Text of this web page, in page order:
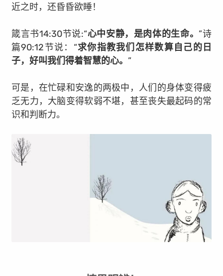
近之时，还昏昏欲睡！
箴言书14:30节说:“心中安静，是肉体的生命。 ”诗
篇90:12节说：“求你指教我们怎样数算自己的日
子，好叫我们得着智慧的心。 ”
可是，在忙碌和安逸的两极中，人们的身体变得疲
乏无力，大脑变得软弱不堪，甚至丧失最起码的常
识和判断力。